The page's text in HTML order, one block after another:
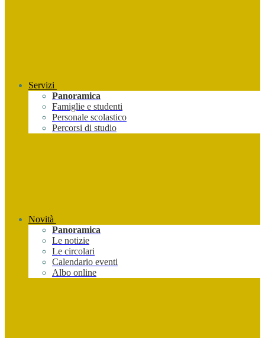
Servizi
Panoramica
Famiglie e studenti
Personale scolastico
Percorsi di studio
Novità
Panoramica
Le notizie
Le circolari
Calendario eventi
Albo online